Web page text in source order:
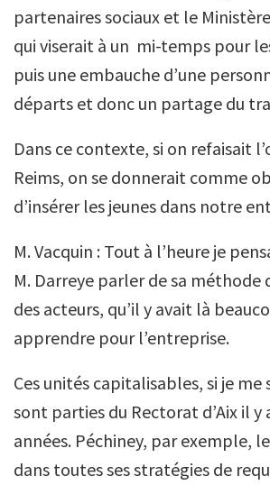
partenaires sociaux et le
qui viserait à un mi-temps pour
puis une embauche d’une
départs et donc un partage du
Dans ce contexte, si on refaisait
Reims, on se donnerait comme
d’insérer les jeunes dans notre
M. Vacquin : Tout à l’heure je
M. Darreye parler de sa méthode
des acteurs, qu’il y avait là
apprendre pour l’entreprise.
Ces unités capitalisables, si je me
sont parties du Rectorat d’Aix il y
années. Péchiney, par exemple,
dans toutes ses stratégies de